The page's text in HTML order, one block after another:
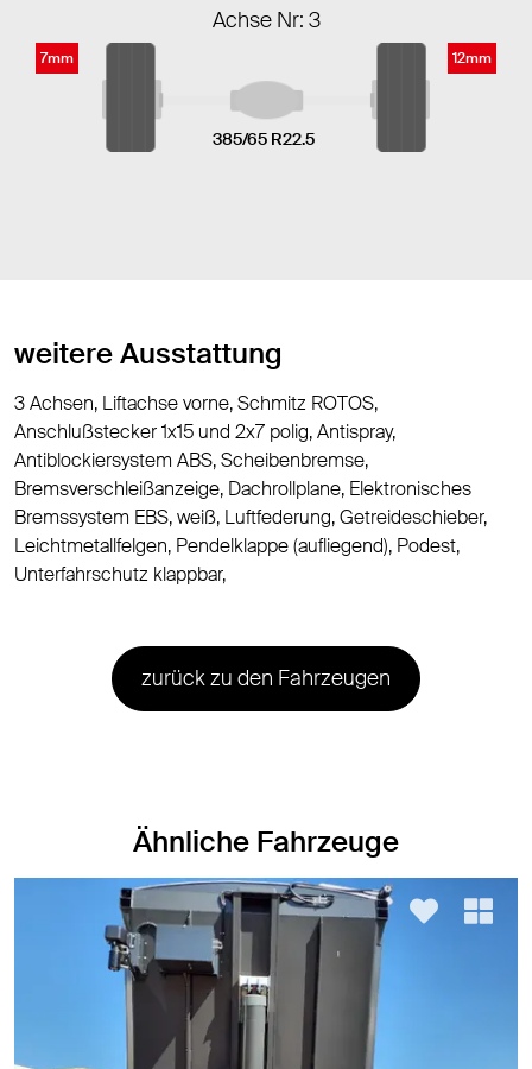
Achse Nr: 3
7mm
385/65 R22.5
12mm
weitere Ausstattung
3 Achsen, Liftachse vorne, Schmitz ROTOS,
Anschlußstecker 1x15 und 2x7 polig, Antispray,
Antiblockiersystem ABS, Scheibenbremse,
Bremsverschleißanzeige, Dachrollplane, Elektronisches
Bremssystem EBS, weiß, Luftfederung, Getreideschieber,
Leichtmetallfelgen, Pendelklappe (aufliegend), Podest,
Unterfahrschutz klappbar,
zurück zu den Fahrzeugen
Ähnliche Fahrzeuge